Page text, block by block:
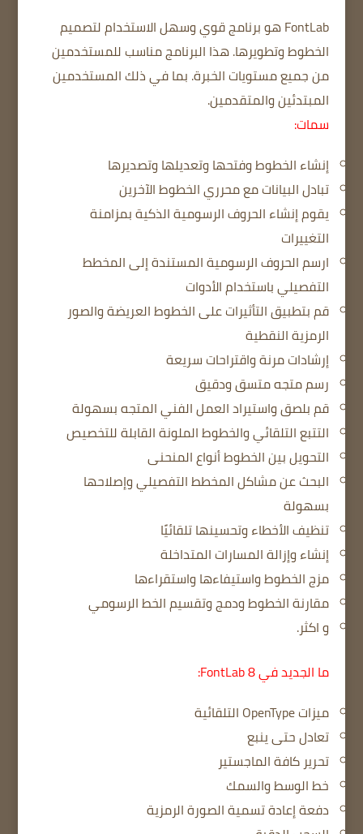
FontLab هو برنامج قوي وسهل الاستخدام لتصميم
الخطوط وتطويرها.هذا البرنامج مناسب للمستخدمين
من جميع مستويات الخبرة. بما في ذلك المستخدمين
المبتدئين والمتقدمين.
سمات:
إنشاء الخطوط وفتحها وتعديلها وتصديرها
تبادل البيانات مع محرري الخطوط الآخرين
يقوم إنشاء الحروف الرسومية الذكية بمزامنة
التغييرات
ارسم الحروف الرسومية المستندة إلى المخطط
التفصيلي باستخدام الأدوات
قم بتطبيق التأثيرات على الخطوط العريضة والصور
الرمزية النقطية
إرشادات مرنة واقتراحات سريعة
رسم متجه متسق ودقيق
قم بلصق واستيراد العمل الفني المتجه بسهولة
التتبع التلقائي والخطوط الملونة القابلة للتخصيص
التحويل بين الخطوط أنواع المنحنى
البحث عن مشاكل المخطط التفصيلي وإصلاحها
بسهولة
تنظيف الأخطاء وتحسينها تلقائيًا
إنشاء وإزالة المسارات المتداخلة
مزج الخطوط واستيفاءها واستقراءها
مقارنة الخطوط ودمج وتقسيم الخط الرسومي
و اكثر.
ما الجديد في FontLab 8:
ميزات OpenType التلقائية
تعادل حتى ينبع
تحرير كافة الماجستير
خط الوسط والسمك
دفعة إعادة تسمية الصورة الرمزية